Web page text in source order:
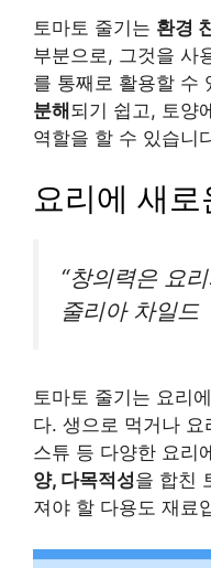
토마토 줄기는 환경
부분으로, 그것을 사
를 통째로 활용할 수
분해되기 쉽고, 토양
역할을 할 수 있습니
요리에 새로
“창의력은 요
줄리아 차일드
토마토 줄기는 요리에
다. 생으로 먹거나
스튜 등 다양한 요리
양, 다목적성을 합친
져야 할 다용도 재료